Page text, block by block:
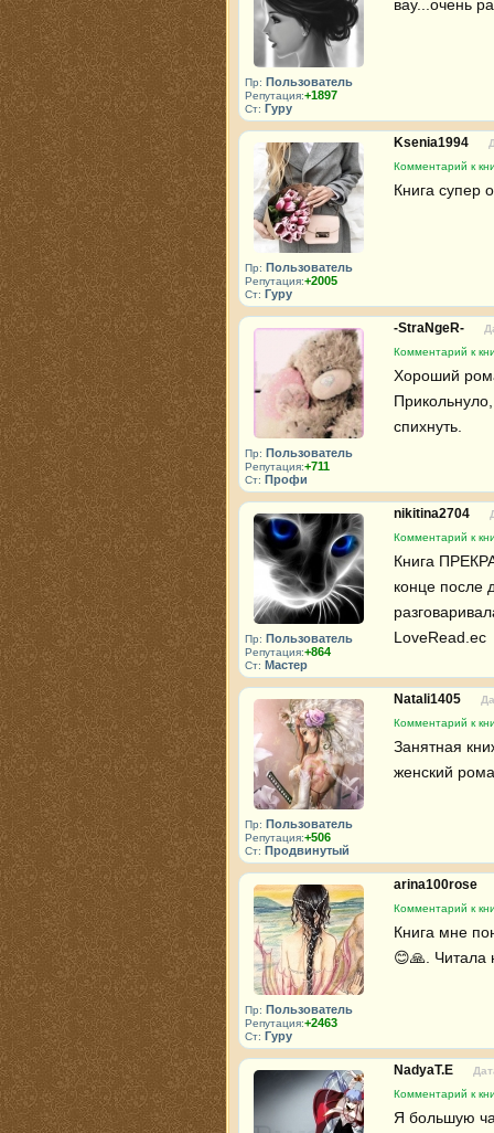
Пр: Пользователь
Репутация:+1897
Ст: Гуру
вау...очень
Пр: Пользователь
Репутация:+2005
Ст: Гуру
Ksenia1994
Комментарий к
Книга супер
Пр: Пользователь
Репутация:+711
Ст: Профи
-StraNgeR-
Комментарий к
Хороший
спихнуть.
Пр: Пользователь
Репутация:+864
Ст: Мастер
nikitina2704
Комментарий к
Книга
конце после
LoveRead.ec
Пр: Пользователь
Репутация:+506
Ст: Продвинутый
Natali1405
Комментарий к
Занятная
женский
Пр: Пользователь
Репутация:+2463
Ст: Гуру
arina100rose
Комментарий к
Книга мне
😊🙏. Читала
NadyaT.E
Комментарий к
Я большую